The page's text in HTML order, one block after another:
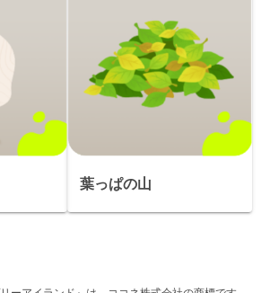
葉っぱの山